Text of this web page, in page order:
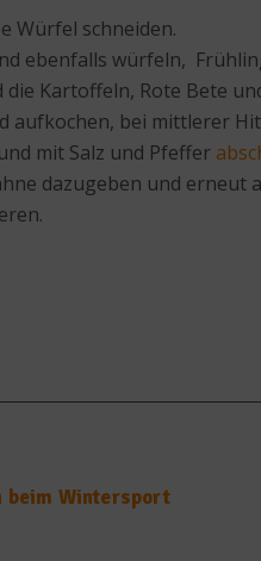
Würfel schneiden.
ebenfalls würfeln,
Kartoffeln, Rote Bete
bei mittlerer
und mit Salz und Pfeffer
dazugeben und erneut
beim Wintersport